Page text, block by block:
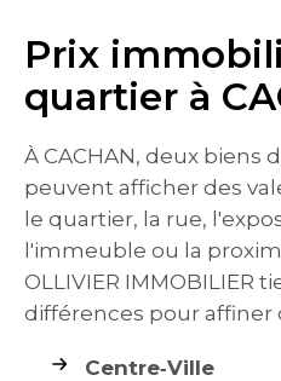
Prix
quartier à
À CACHAN, deux biens
peuvent afficher des
le quartier, la rue,
l'immeuble ou la
OLLIVIER IMMOBILIER
différences pour affiner
Centre‑Ville